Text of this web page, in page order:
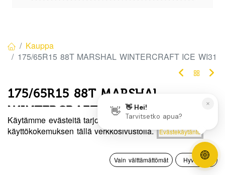
Hinta:
Lisää ostoskoriin
0
Toivelista Tili
Kauppa
175/65R15 88T MARSHAL WINTERCRAFT ICE WI31
175/65R15 88T MARSHAL
WINTERCRAFT ICE WI31
Tuotekoodi:329963
Käytämme evästeitä tarjotaksemme sinulle paremman
käyttökokemuksen tällä verkkosivustolla.
Evästekäytäntö
Vain välttämättömät Hyväksyn